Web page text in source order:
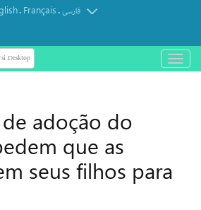
. Français.فارسی
Desktop
باز
و
adoção do
que as
seus filhos para